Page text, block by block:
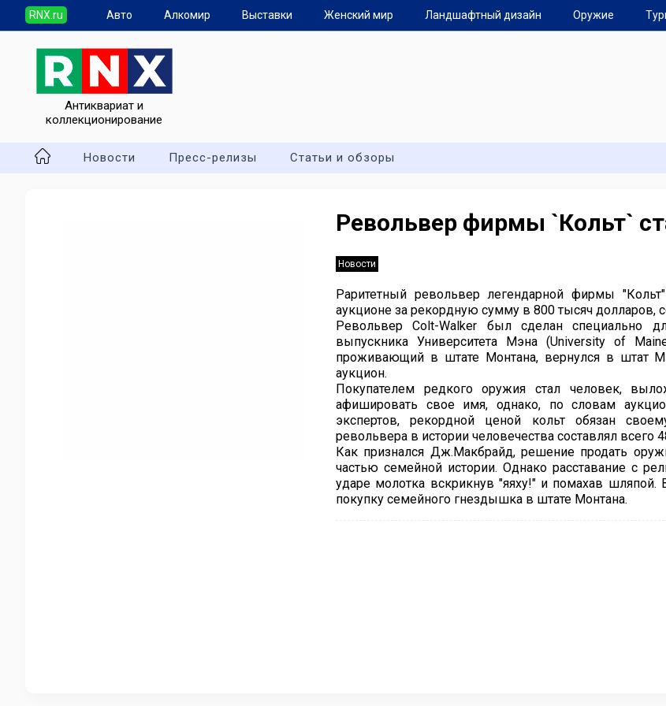
RNX.ru Авто Алкомир Выставки Женский мир Ландшафтный дизайн Оружие
Антиквариат и
коллекционирование
Новости Пресс-релизы Статьи и обзоры
Револьвер фирмы `Кольт`
Новости
Раритетный револьвер легендарной фирмы
аукционе за рекордную сумму в 800 тысяч долларов,
Револьвер Colt-Walker был сделан специально
выпускника Университета Мэна (University of
проживающий в штате Монтана, вернулся в штат
аукцион.
Покупателем редкого оружия стал человек,
афишировать свое имя, однако, по словам
экспертов, рекордной ценой кольт обязан
револьвера в истории человечества составлял
Как признался Дж.Макбрайд, решение продать
частью семейной истории. Однако расставание с
ударе молотка вскрикнув "яяху!" и помахав
покупку семейного гнездышка в штате Монтана.